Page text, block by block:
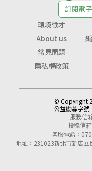
訂閱電
環境徵才
About us
常見問題
隱私權政策
© Copyright
公益勸募字號：
服務信
投稿信箱
客服電話：
地址：231023新北市新店區